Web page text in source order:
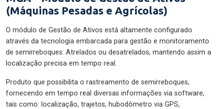
(Máquinas Pesadas e Agrícolas)
O módulo de Gestão de Ativos está altamente configurado
através da tecnologia embarcada para gestão e monitoramento
de semirreboques: Atrelados ou desatrelados, mantendo assim a
localização precisa em tempo real.
Produto que possibilita o rastreamento de semirreboques,
fornecendo em tempo real diversas informações via software,
tais como: localização, trajetos, hubodômetro via GPS,